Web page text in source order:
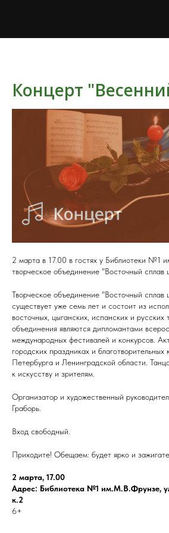
Концерт
2 марта в 17.00 в гостях у Библиотеки №1
творческое объединение "Восточный сплав
Творческое объединение "Восточный сплав
существует уже семь лет и состоит из
восточных, цыганских, испанских и русских
объединения являются дипломантами
международных фестивалей и конкурсов.
городских праздниках и
Петербурга и Ленинградской области.
к искусству и зрителям.
Организатор и художественный
Граборь.
Вход свободный.
Приходите! Обещаем: будет ярко и
2 марта, 17.00
Адрес: Библиотека №1 им.М.В.Фрунзе,
к.2
6+